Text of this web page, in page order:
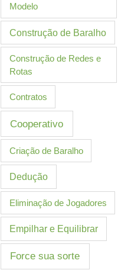
Modelo
Construção de Baralho
Construção de Redes e
Rotas
Contratos
Cooperativo
Criação de Baralho
Dedução
Eliminação de Jogadores
Empilhar e Equilibrar
Force sua sorte